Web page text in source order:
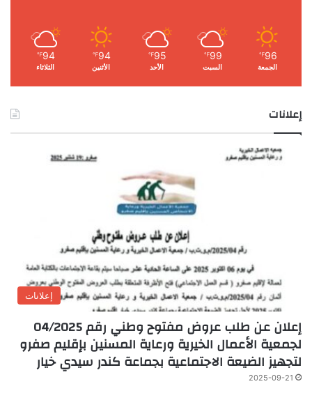
96
℉
الجمعة
99
℉
السبت
95
℉
الأحد
94
℉
الأثنين
94
℉
الثلاثاء
إعلانات
إعلانات
إعلان عن طلب عروض مفتوح وطني رقم 04/2025
لجمعية الأعمال الخيرية ورعاية المسنين بإقليم صفرو
لتجهيز الضيعة الاجتماعية بجماعة كندر سيدي خيار
2025-09-21